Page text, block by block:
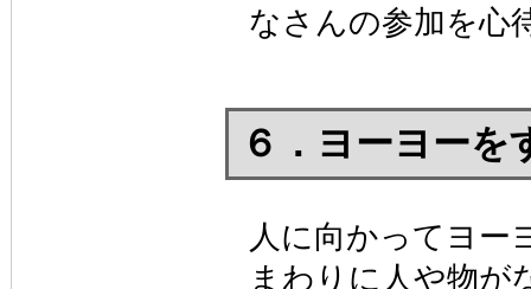
なさんの参加を心
６．ヨーヨーを
人に向かってヨー
まわりに人や物が